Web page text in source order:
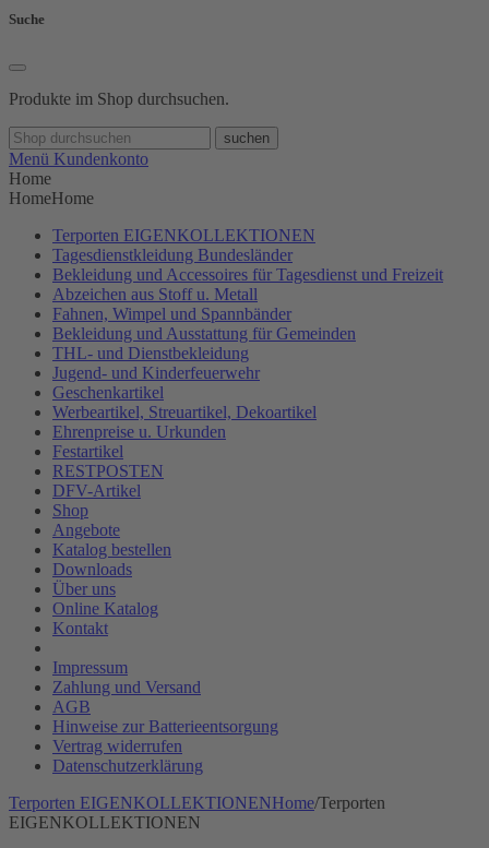
Suche
Produkte im Shop durchsuchen.
suchen
Menü Kundenkonto
Home
HomeHome
Terporten EIGENKOLLEKTIONEN
Tagesdienstkleidung Bundesländer
Bekleidung und Accessoires für Tagesdienst und Freizeit
Abzeichen aus Stoff u. Metall
Fahnen, Wimpel und Spannbänder
Bekleidung und Ausstattung für Gemeinden
THL- und Dienstbekleidung
Jugend- und Kinderfeuerwehr
Geschenkartikel
Werbeartikel, Streuartikel, Dekoartikel
Ehrenpreise u. Urkunden
Festartikel
RESTPOSTEN
DFV-Artikel
Shop
Angebote
Katalog bestellen
Downloads
Über uns
Online Katalog
Kontakt
Impressum
Zahlung und Versand
AGB
Hinweise zur Batterieentsorgung
Vertrag widerrufen
Datenschutzerklärung
Terporten EIGENKOLLEKTIONENHome/Terporten
EIGENKOLLEKTIONEN